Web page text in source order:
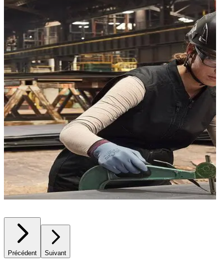
Précédent Suivant